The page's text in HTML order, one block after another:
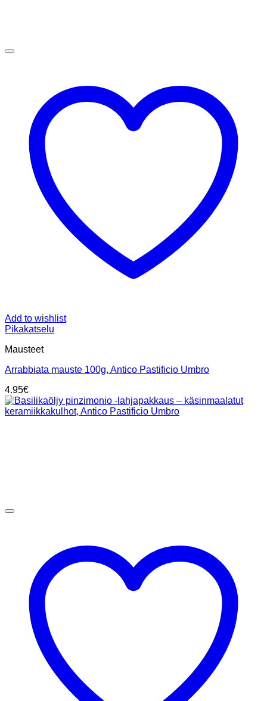
Add to wishlist
Pikakatselu
Mausteet
Arrabbiata mauste 100g, Antico Pastificio Umbro
4.95€